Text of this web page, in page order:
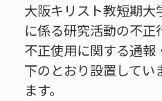
大阪キリスト教短期大
に係る研究活動の不正
不正使用に関する通報
下のとおり設置してい
ます。